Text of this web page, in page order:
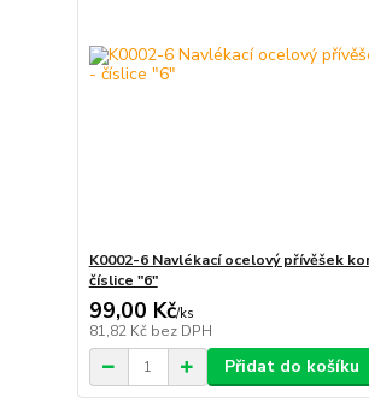
K0002-6 Navlékací ocelový přívěšek
číslice "6"
99,00 Kč/ks
81,82 Kč bez DPH
Přidat do košíku